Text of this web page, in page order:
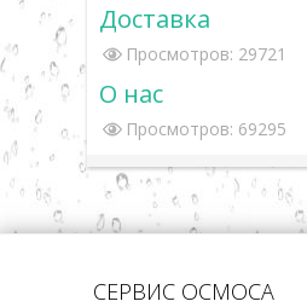
Доставка
Просмотров: 29721
О нас
Просмотров: 69295
СЕРВИС ОСМОСА